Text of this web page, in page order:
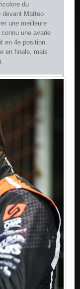
du
devant Matteo
une meilleure
une avarie
en 4e position.
en finale, mais